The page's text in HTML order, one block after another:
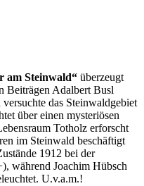
am Steinwald“ überzeugt
Beiträgen Adalbert Busl
das Steinwaldgebiet
über einen mysteriösen
Totholz erforscht
im Steinwald beschäftigt
1912 bei der
während Joachim Hübsch
U.v.a.m.!